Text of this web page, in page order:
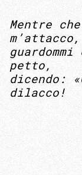
Mentre
m’attacco,
petto,
dicendo:
dilacco!